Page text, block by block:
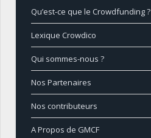
Qu’est-ce que le Crowdfunding ?
Lexique Crowdico
Qui sommes-nous ?
Nos Partenaires
Nos contributeurs
A Propos de GMCF